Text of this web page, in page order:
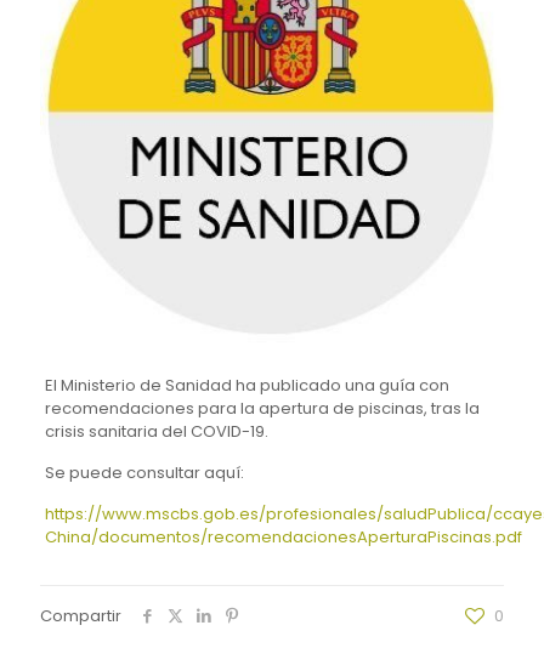
El Ministerio de Sanidad ha publicado una guía con
recomendaciones para la apertura de piscinas, tras la
crisis sanitaria del COVID-19.
Se puede consultar aquí:
https://www.mscbs.gob.es/profesionales/saludPublica/
China/documentos/recomendacionesAperturaPiscinas.pdf
Compartir 0